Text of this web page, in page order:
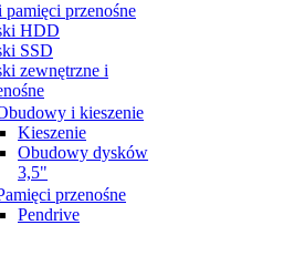
przenośne
HDD
SSD
zewnętrzne i
i kieszenie
Kieszenie
Obudowy dysków
3,5"
przenośne
Pendrive